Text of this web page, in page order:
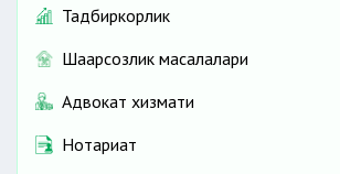
Тадбиркорлик
Шаҳарсозлик масалалари
Адвокат хизмати
Нотариат